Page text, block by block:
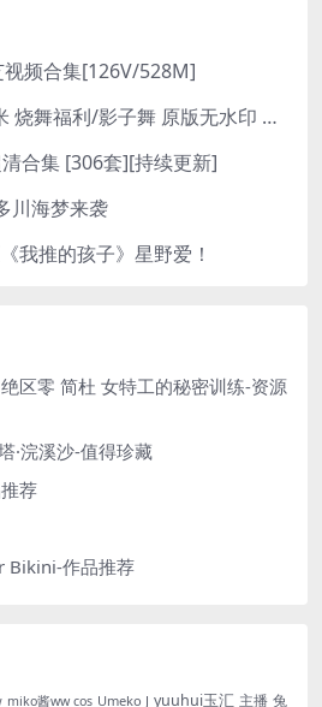
频合集[126V/528M]
【虎牙主播】 艾米 烧舞福利/影子舞 原版无水印 （1v/130m）
合集 [306套][持续更新]
川海梦来袭
我推的孩子》星野爱！
区零 简杜 女特工的秘密训练-资源
·浣溪沙-值得珍藏
荐
Bikini-作品推荐
miko酱ww cos Umeko J yuuhui玉汇 主播 兔